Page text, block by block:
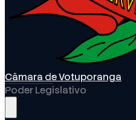
Câmara de Votuporanga
Poder Legislativo